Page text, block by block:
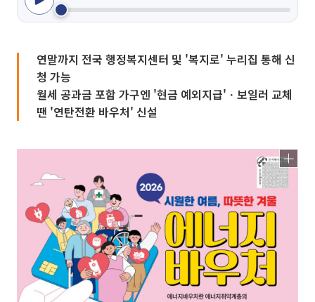
연말까지 전국 행정복지센터 및 '복지로' 누리집 통해 신
청 가능
월세 공과금 포함 가구엔 '현금 예외지급'ㆍ보일러 교체
땐 '연탄전환 바우처' 신설